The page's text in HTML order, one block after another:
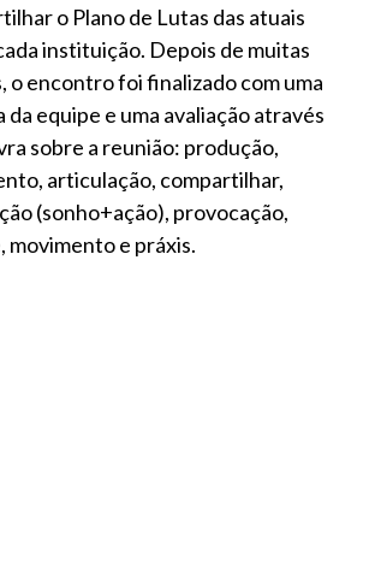
o Plano de Lutas das atuais
instituição. Depois de muitas
o encontro foi finalizado com uma
equipe e uma avaliação através
sobre a reunião: produção,
articulação, compartilhar,
(sonho+ação), provocação,
movimento e práxis.